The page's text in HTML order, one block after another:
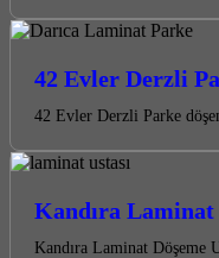
42 Evler Derzli
42 Evler Derzli Parke
Kandıra Laminat
Kandıra Laminat Döşeme